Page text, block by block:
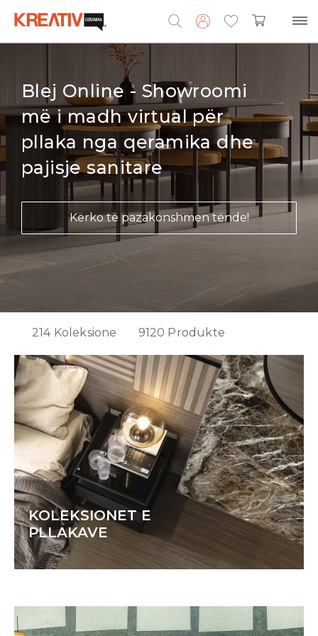
Blej Online - Showroomi
më i madh virtual për
pllaka nga qeramika dhe
pajisje sanitare
Kërko të pazakonshmen tënde!
214Koleksione 9120 Produkte
KOLEKSIONET E
PLLAKAVE